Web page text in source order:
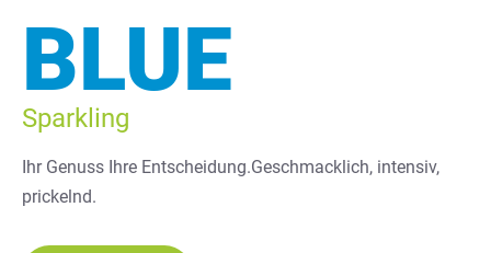
BLUE
Sparkling
Ihr Genuss Ihre Entscheidung.Geschmacklich, intensiv,
prickelnd.